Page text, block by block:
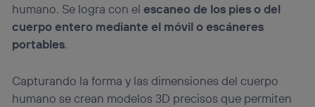
humano. Se logra con elescaneo de los pies o del
cuerpo entero mediante el móvil o escáneres
portables.
Capturando la forma y las dimensiones del cuerpo
humano se crean modelos 3D precisos que permiten